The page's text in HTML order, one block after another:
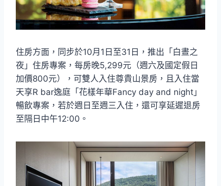
住房方面，同步於10月1日至31日，推出「白晝之
夜」住房專案，每房晚5,299元（週六及國定假日
加價800元），可雙人入住尊貴山景房，且入住當
天享R bar逸庭「花樣年華Fancy day and night」
暢飲專案，若於週日至週三入住，還可享延遲退房
至隔日中午12:00。